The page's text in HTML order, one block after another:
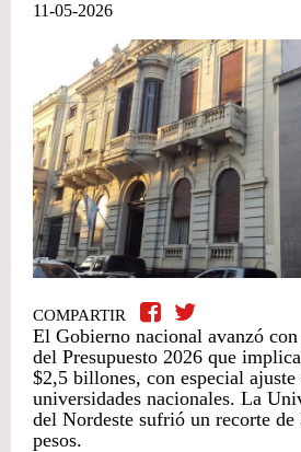
11-05-2026
COMPARTIR
El Gobierno nacional avanzó
del Presupuesto 2026 que
$2,5 billones, con especial
universidades nacionales. La
del Nordeste sufrió un recorte
pesos.